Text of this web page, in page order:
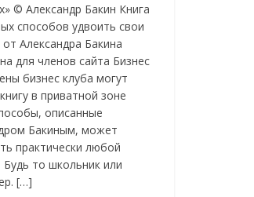
© Александр Бакин Книга
способов удвоить свои
Александра Бакина
для членов сайта Бизнес
бизнес клуба могут
в приватной зоне
описанные
Бакиным, может
практически любой
Будь то школьник или
[…]